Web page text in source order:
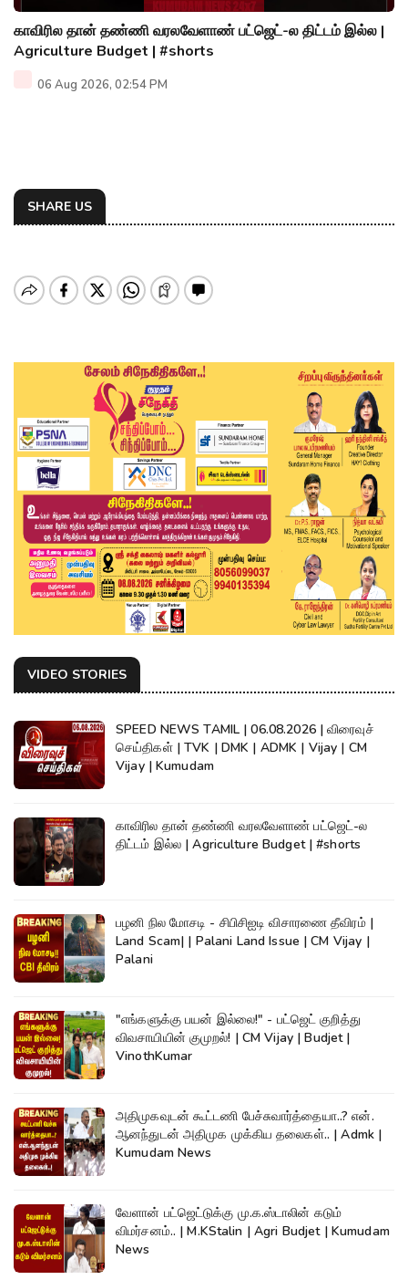
காவிரில தான் தண்ணி வரலவேளாண் பட்ஜெட்-ல திட்டம் இல்ல |
Agriculture Budget | #shorts
06 Aug 2026, 02:54 PM
SHARE US
VIDEO STORIES
SPEED NEWS TAMIL | 06.08.2026 | விரைவுச்
செய்திகள் | TVK | DMK | ADMK | Vijay | CM
Vijay | Kumudam
காவிரில தான் தண்ணி வரலவேளாண் பட்ஜெட்-ல
திட்டம் இல்ல | Agriculture Budget | #shorts
பழனி நில மோசடி - சிபிசிஐடி விசாரணை தீவிரம் |
Land Scam| | Palani Land Issue | CM Vijay |
Palani
"எங்களுக்கு பயன் இல்லை!" - பட்ஜெட் குறித்து
விவசாயியின் குமுறல்! | CM Vijay | Budjet |
VinothKumar
அதிமுகவுடன் கூட்டணி பேச்சுவார்த்தையா..? என்.
ஆனந்துடன் அதிமுக முக்கிய தலைகள்.. | Admk |
Kumudam News
வேளான் பட்ஜெட்டுக்கு மு.க.ஸ்டாலின் கடும்
விமர்சனம்.. | M.KStalin | Agri Budjet | Kumudam
News